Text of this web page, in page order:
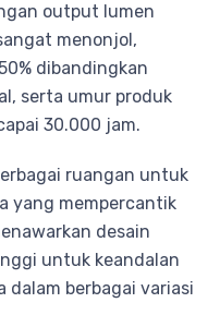
output lumen
menonjol,
dibandingkan
serta umur produk
30.000 jam.
ruangan untuk
yang mempercantik
desain
untuk keandalan
dalam berbagai variasi